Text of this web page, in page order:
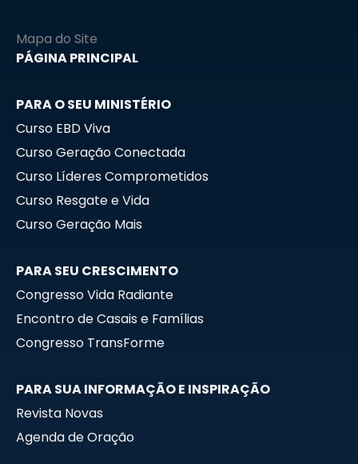
b
e
g
r
a
o
o
k
Mapa do Site
PÁGINA PRINCIPAL
PARA O SEU MINISTÉRIO
Curso EBD Viva
Curso Geração Conectada
Curso Líderes Comprometidos
Curso Resgate e Vida
Curso Geração Mais
PARA SEU CRESCIMENTO
Congresso Vida Radiante
Encontro de Casais e Famílias
Congresso TransForme
PARA SUA INFORMAÇÃO E INSPIRAÇÃO
Revista Novas
Agenda de Oração